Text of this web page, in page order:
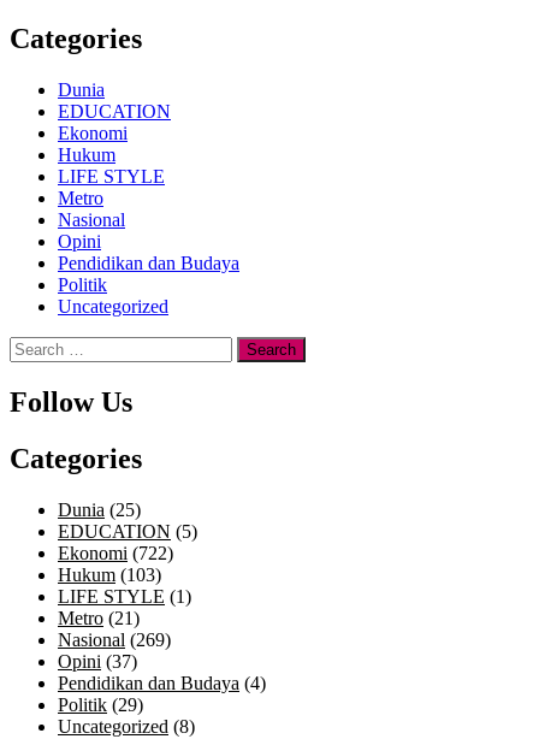
Categories
Dunia
EDUCATION
Ekonomi
Hukum
LIFE STYLE
Metro
Nasional
Opini
Pendidikan dan Budaya
Politik
Uncategorized
Search
for:
Follow Us
Categories
Dunia (25)
EDUCATION (5)
Ekonomi (722)
Hukum (103)
LIFE STYLE (1)
Metro (21)
Nasional (269)
Opini (37)
Pendidikan dan Budaya (4)
Politik (29)
Uncategorized (8)